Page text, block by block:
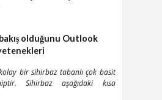
olduğunu Outlook
bir sihirbaz tabanlı çok basit
Sihirbaz aşağıdaki kısa